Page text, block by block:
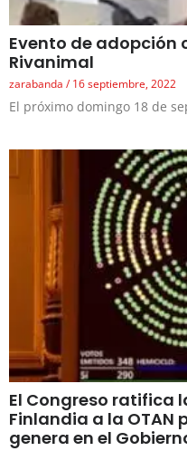
Evento de adopción
Rivanimal
zarabanda 16 septiembre, 2022
El próximo domingo 18 de
El Congreso ratifica
Finlandia a la OTAN
genera en el